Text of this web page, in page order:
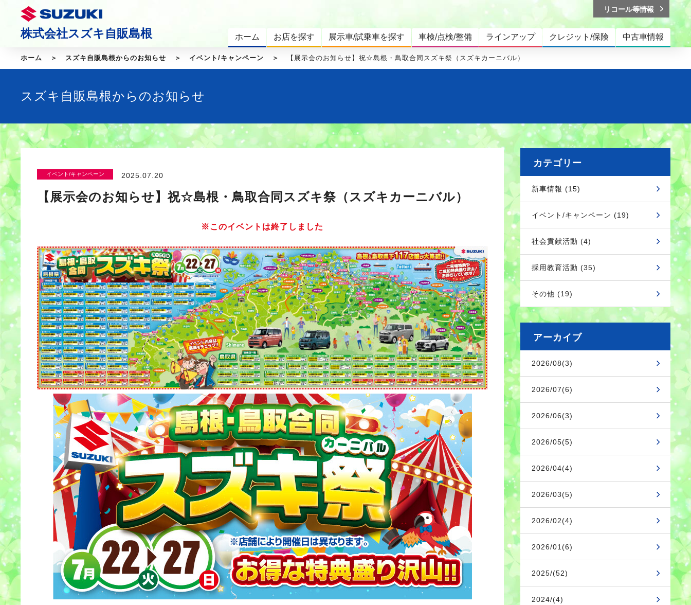
株式会社スズキ自販島根 ホーム お店を探す 展示車/試乗車を探す 車検/点検/整備 ラインアップ クレジット/保険 中古車情報
リコール等情報
ホーム スズキ自販島根からのお知らせ イベント/キャンペーン 【展示会のお知らせ】祝☆島根・鳥取合同スズキ祭（スズキカーニバル）
スズキ自販島根からのお知らせ
イベント/キャンペーン 2025.07.20
【展示会のお知らせ】祝☆島根・鳥取合同スズキ祭（スズキカーニバル）
※このイベントは終了しました
カテゴリー
新車情報 (15)
イベント/キャンペーン (19)
社会貢献活動 (4)
採用教育活動 (35)
その他 (19)
アーカイブ
2026/08(3)
2026/07(6)
2026/06(3)
2026/05(5)
2026/04(4)
2026/03(5)
2026/02(4)
2026/01(6)
2025/(52)
2024/(4)